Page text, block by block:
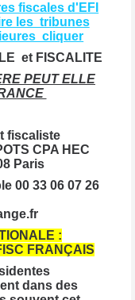
fiscales d'EFI
les tribunes
cliquer
et FISCALITE
PEUT ELLE
fiscaliste
CPA HEC
Paris
00 33 06 07 26
:
FRANÇAIS
dans des